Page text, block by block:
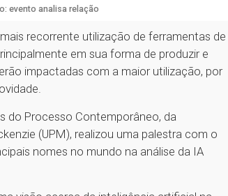
evento analisa relação
recorrente utilização de ferramentas de
em sua forma de produzir e
impactadas com a maior utilização, por
do Processo Contemporâneo, da
(UPM), realizou uma palestra com o
nomes no mundo na análise da IA